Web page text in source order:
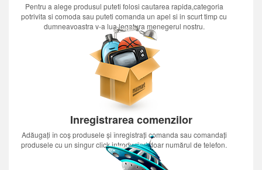
Pentru a alege produsul puteti folosi cautarea rapida,categoria
potrivita si comoda sau puteti comanda un apel si in scurt timp cu
dumneavoastra v-a lua legatura menegerul nostru.
Inregistrarea comenzilor
Adăugați în coș produsele și înregistrați comanda sau comandați
produsele cu un singur click introducînd doar numărul de telefon.